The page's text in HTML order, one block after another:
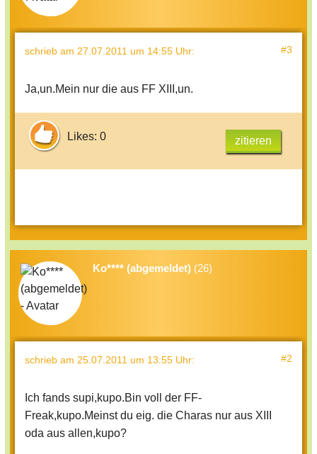
schrieb am 27.07.2011 um 14:55 Uhr: #3
Ja,un.Mein nur die aus FF XIII,un.
Likes: 0 zitieren
Ko**** (abgemeldet) (26)
schrieb am 25.07.2011 um 13:55 Uhr: #2
Ich fands supi,kupo.Bin voll der FF-
Freak,kupo.Meinst du eig. die Charas nur aus XIII
oda aus allen,kupo?